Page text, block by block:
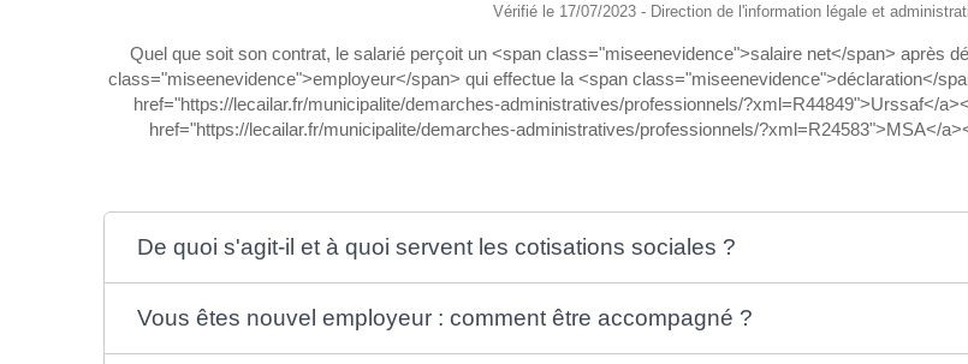
Vérifié le 17/07/2023 - Direction de l'information légale et
Quel que soit son contrat, le salarié perçoit un <span class="miseenevidence">salaire net</span> après
class="miseenevidence">employeur</span> qui effectue la <span class="miseenevidence">déclaration</
href="https://lecailar.fr/municipalite/demarches-administratives/professionnels/?xml=R44849">Urssaf</
href="https://lecailar.fr/municipalite/demarches-administratives/professionnels/?xml=R24583">MSA</
De quoi s'agit-il et à quoi servent les cotisations sociales ?
Vous êtes nouvel employeur : comment être accompagné ?